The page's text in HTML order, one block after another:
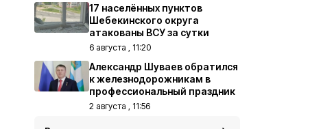
17 населённых пунктов
Шебекинского округа
атакованы ВСУ за сутки
6 августа , 11:20
Александр Шуваев обратился
к железнодорожникам в
профессиональный праздник
2 августа , 11:56